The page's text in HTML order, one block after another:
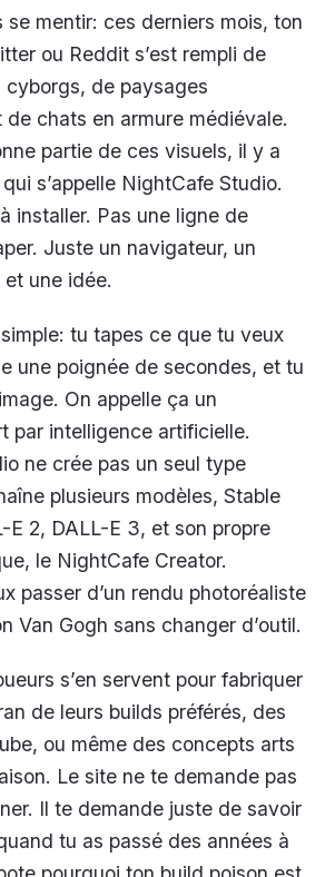
se mentir: ces derniers mois, ton
ou Reddit s’est rempli de
cyborgs, de paysages
chats en armure médiévale.
partie de ces visuels, il y a
s’appelle NightCafe Studio.
installer. Pas une ligne de
Juste un navigateur, un
une idée.
tu tapes ce que tu veux
une poignée de secondes, et tu
On appelle ça un
par intelligence artificielle.
ne crée pas un seul type
plusieurs modèles, Stable
E 2, DALL-E 3, et son propre
le NightCafe Creator.
passer d’un rendu photoréaliste
Van Gogh sans changer d’outil.
s’en servent pour fabriquer
de leurs builds préférés, des
ou même des concepts arts
Le site ne te demande pas
Il te demande juste de savoir
tu as passé des années à